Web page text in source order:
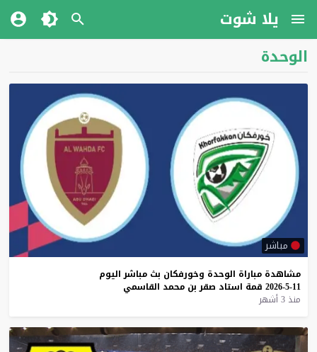
يلا شوت
الوحدة
مباشر
مشاهدة مباراة الوحدة وخورفكان بث مباشر اليوم
11-5-2026
قمة استاد صقر بن محمد القاسمي
منذ 3 أشهر